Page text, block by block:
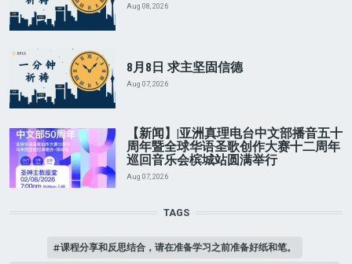
Aug 08, 2026
8月8日 求主坚固信德
Aug 07, 2026
【新闻】|亚洲真理电台中文部播音五十
周年暨全球华语圣歌创作大赛十二周年
巡回音乐会槟城站圆满举行
Aug 07, 2026
TAGS
课程分享和反思结合，请在准备学习之前准备好纸和笔。